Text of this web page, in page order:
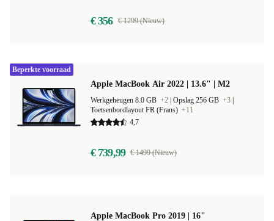
€ 356 € 1299 (Nieuw)
Apple MacBook Air 2022 | 13.6" | M2
Werkgeheugen 8.0 GB +2 Opslag 256 GB +3
Toetsenbordlayout FR (Frans) +11
4,7
€ 739,99 € 1499 (Nieuw)
Beperkte voorraad
Apple MacBook Pro 2019 | 16"